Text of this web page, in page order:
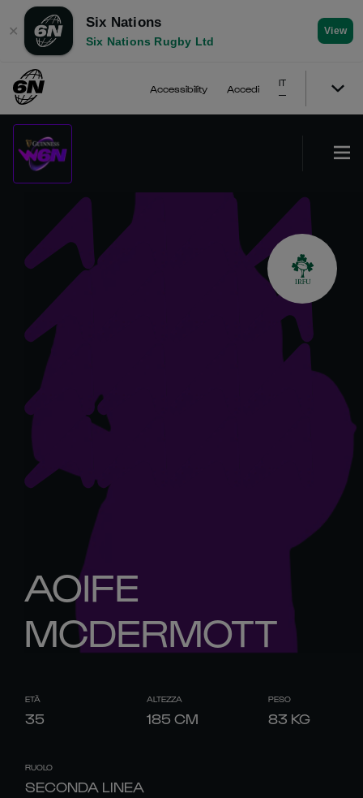
✕
Six Nations
Six Nations Rugby Ltd
View
Accessibility Accedi
IT
AOIFE
MCDERMOTT
ETÀ
35
ALTEZZA
185 CM
PESO
83 KG
RUOLO
SECONDA LINEA